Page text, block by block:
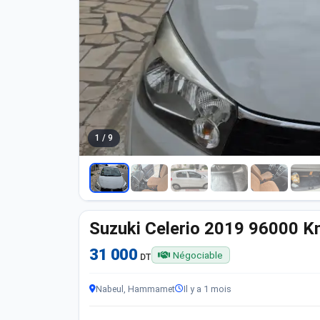
1 / 9
Suzuki Celerio 2019 96000
31 000 DT Négociable
Nabeul, Hammamet Il y a 1 mois